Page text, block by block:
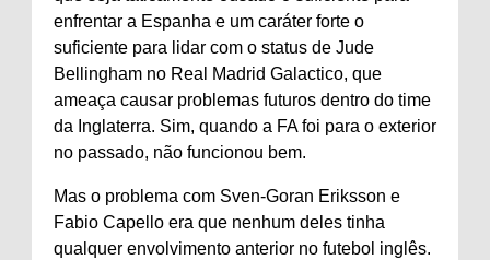
enfrentar a Espanha e um caráter forte o
suficiente para lidar com o status de Jude
Bellingham no Real Madrid Galactico, que
ameaça causar problemas futuros dentro do time
da Inglaterra. Sim, quando a FA foi para o exterior
no passado, não funcionou bem.
Mas o problema com Sven-Goran Eriksson e
Fabio Capello era que nenhum deles tinha
qualquer envolvimento anterior no futebol inglês.